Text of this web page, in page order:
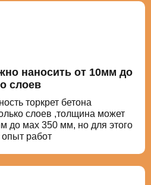
наносить от 10мм до
слоев
торкрет бетона
слоев ,толщина может
до мах 350 мм, но для этого
работ